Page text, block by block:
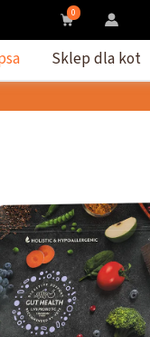
0
Sklep dla kot